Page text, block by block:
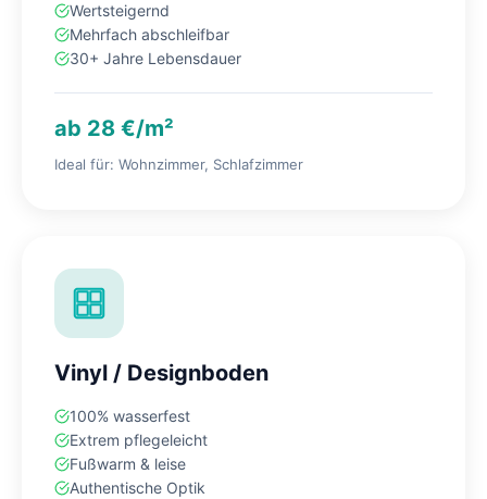
Wertsteigernd
Mehrfach abschleifbar
30+ Jahre Lebensdauer
ab 28 €/m²
Ideal für: Wohnzimmer, Schlafzimmer
Vinyl / Designboden
100% wasserfest
Extrem pflegeleicht
Fußwarm & leise
Authentische Optik